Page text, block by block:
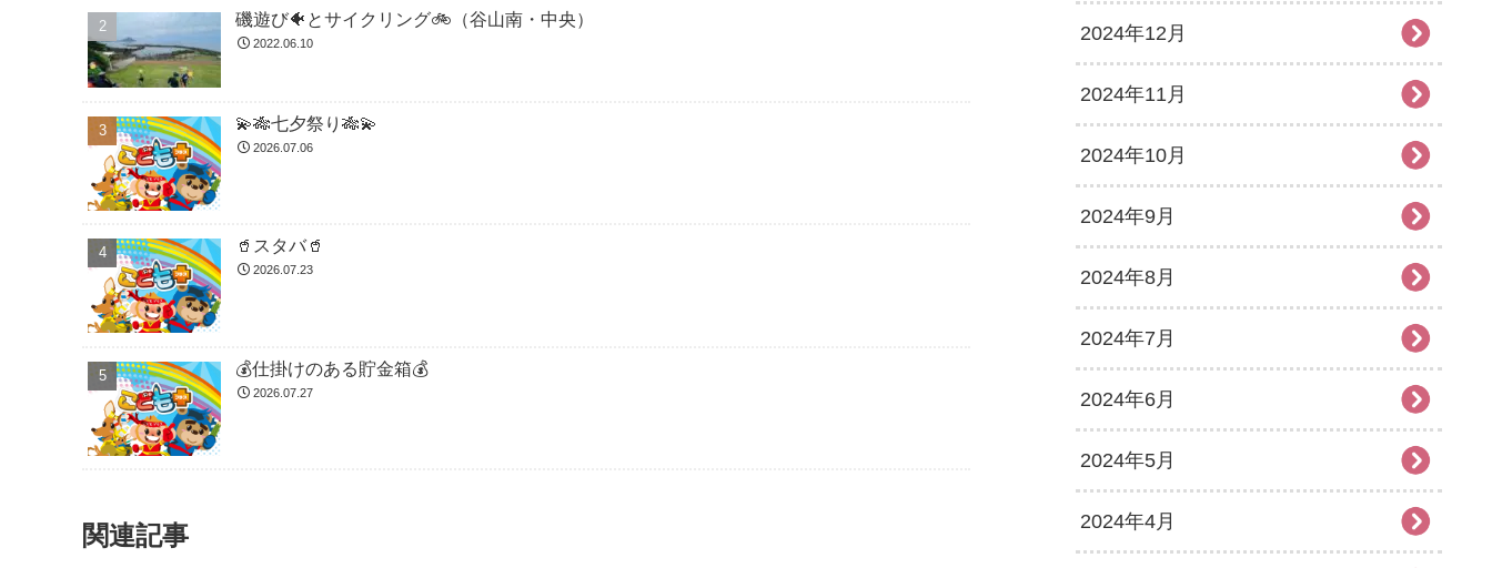
磯遊び🐠とサイクリング🚲（谷山南・中央）
2022.06.10
💫🎋七夕祭り🎋💫
2026.07.06
🥤スタバ🥤
2026.07.23
💰仕掛けのある貯金箱💰
2026.07.27
関連記事
2024年12月
2024年11月
2024年10月
2024年9月
2024年8月
2024年7月
2024年6月
2024年5月
2024年4月